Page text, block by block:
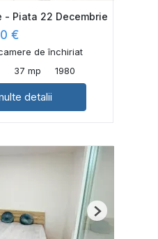
- Piata 22 Decembrie
€
de închiriat
37 mp 1980
detalii
Next